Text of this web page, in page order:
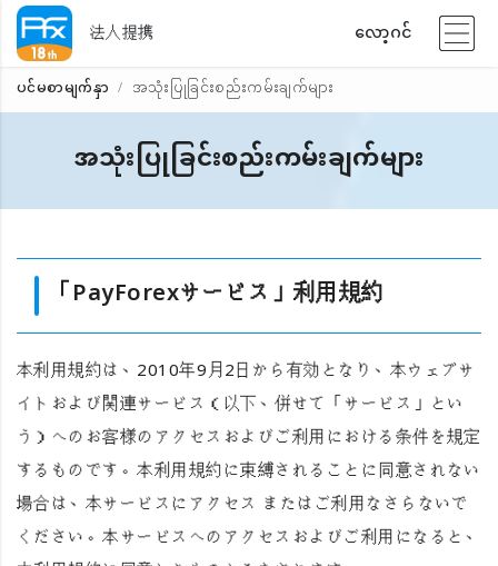
法人提携 လော့ဂင်
ပင်မစာမျက်နှာ အသုံးပြုခြင်းစည်းကမ်းချက်များ
အသုံးပြုခြင်းစည်းကမ်းချက်များ
「PayForexサービス」利用規約
本利用規約は、 2010年9月2日から有効となり、本ウェブサ
イトおよび関連サービス（以下、併せて「サービス」とい
う）へのお客様のアクセスおよびご利用における条件を規定
するものです。本利用規約に束縛されることに同意されない
場合は、本サービスにアクセス またはご利用なさらないで
ください。本サービスへのアクセスおよびご利用になると、